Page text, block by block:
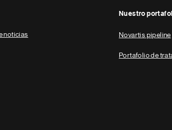
noticias
Nuestro
Novartis pipeline
Portafolio de